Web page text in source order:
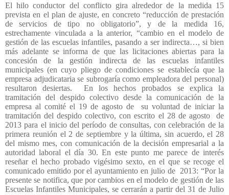
El hilo conductor del conflicto gira alrededor de la medida 15
prevista en el plan de ajuste, en concreto “reducción de prestación
de servicios de tipo no obligatorio”, y de la medida 16,
estrechamente vinculada a la anterior, “cambio en el modelo de
gestión de las escuelas infantiles, pasando a ser indirecta…, si bien
más adelante se informa de que las licitaciones abiertas para la
concesión de la gestión indirecta de las escuelas infantiles
municipales (en cuyo pliego de condiciones se establecía que la
empresa adjudicataria se subrogaría como empleadora del personal)
resultaron desiertas.
En los hechos probados se explica la
tramitación del despido colectivo desde la comunicación de la
empresa al comité el 19 de agosto de
su voluntad de iniciar la
tramitación del despido colectivo, con escrito el 28 de agosto
de
2013 para el inicio del período de consultas, con celebración de la
primera reunión el 2 de septiembre y la última, sin acuerdo, el 28
del mismo mes, con comunicación de la decisión empresarial a la
autoridad laboral el día 30. En este punto me parece de interés
reseñar el hecho probado vigésimo sexto, en el que se recoge el
comunicado emitido por el ayuntamiento en julio de
2013: “Por la
presente se notifica, que por cambios en el modelo de gestión de las
Escuelas Infantiles Municipales, se cerrarán a partir del 31 de Julio